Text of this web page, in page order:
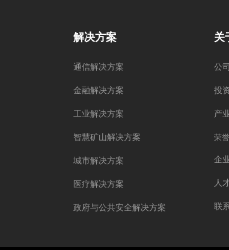
解决方案
通信解决方案
金融解决方案
工业解决方案
智慧矿山解决方案
城市解决方案
医疗解决方案
政府与公共安全解决方案
关
公
投
产
荣
企
人
联